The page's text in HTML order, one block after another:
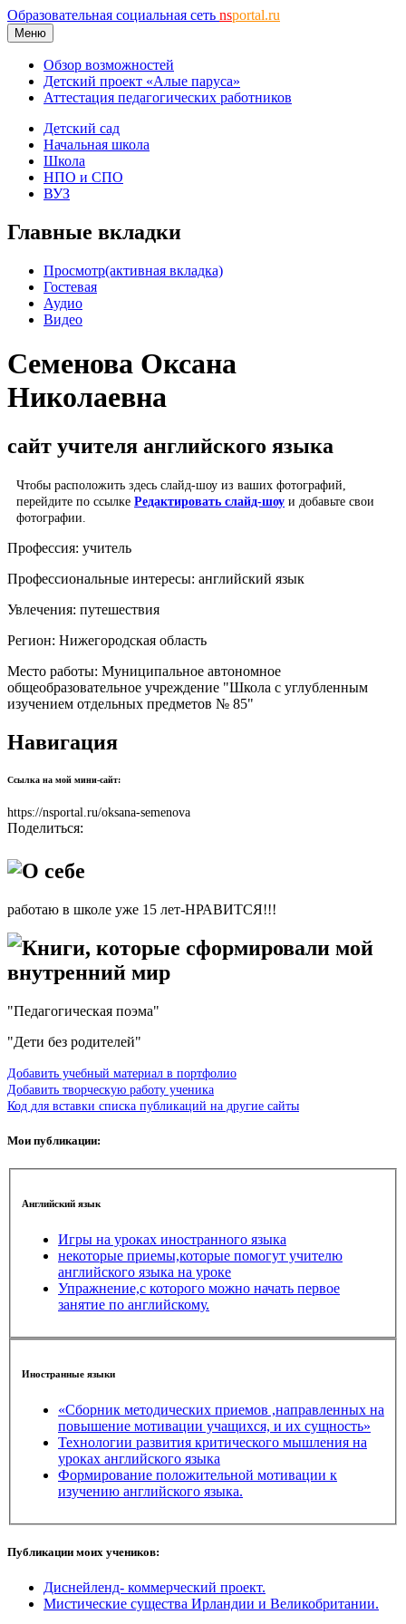
Образовательная социальная сеть nsportal.ru
Меню
Обзор возможностей
Детский проект «Алые паруса»
Аттестация педагогических работников
Детский сад
Начальная школа
Школа
НПО и СПО
ВУЗ
Главные вкладки
Просмотр(активная вкладка)
Гостевая
Аудио
Видео
Семенова Оксана
Николаевна
сайт учителя английского языка
Чтобы расположить здесь слайд-шоу из ваших фотографий,
перейдите по ссылке Редактировать слайд-шоу и добавьте свои
фотографии.
Профессия: учитель
Профессиональные интересы: английский язык
Увлечения: путешествия
Регион: Нижегородская область
Место работы: Муниципальное автономное
общеобразовательное учреждение "Школа с углубленным
изучением отдельных предметов № 85"
Навигация
Ссылка на мой мини-сайт:
https://nsportal.ru/oksana-semenova
Поделиться:
О себе
работаю в школе уже 15 лет-НРАВИТСЯ!!!
Книги, которые сформировали мой
внутренний мир
"Педагогическая поэма"
"Дети без родителей"
Добавить учебный материал в портфолио
Добавить творческую работу ученика
Код для вставки списка публикаций на другие сайты
Мои публикации:
Английский язык
Игры на уроках иностранного языка
некоторые приемы,которые помогут учителю
английского языка на уроке
Упражнение,с которого можно начать первое
занятие по английскому.
Иностранные языки
«Сборник методических приемов ,направленных на
повышение мотивации учащихся, и их сущность»
Технологии развития критического мышления на
уроках английского языка
Формирование положительной мотивации к
изучению английского языка.
Публикации моих учеников:
Диснейленд- коммерческий проект.
Мистические существа Ирландии и Великобритании.